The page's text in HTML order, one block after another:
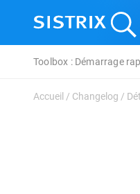
Toolbox : Démarrage
Accueil / Changelog /